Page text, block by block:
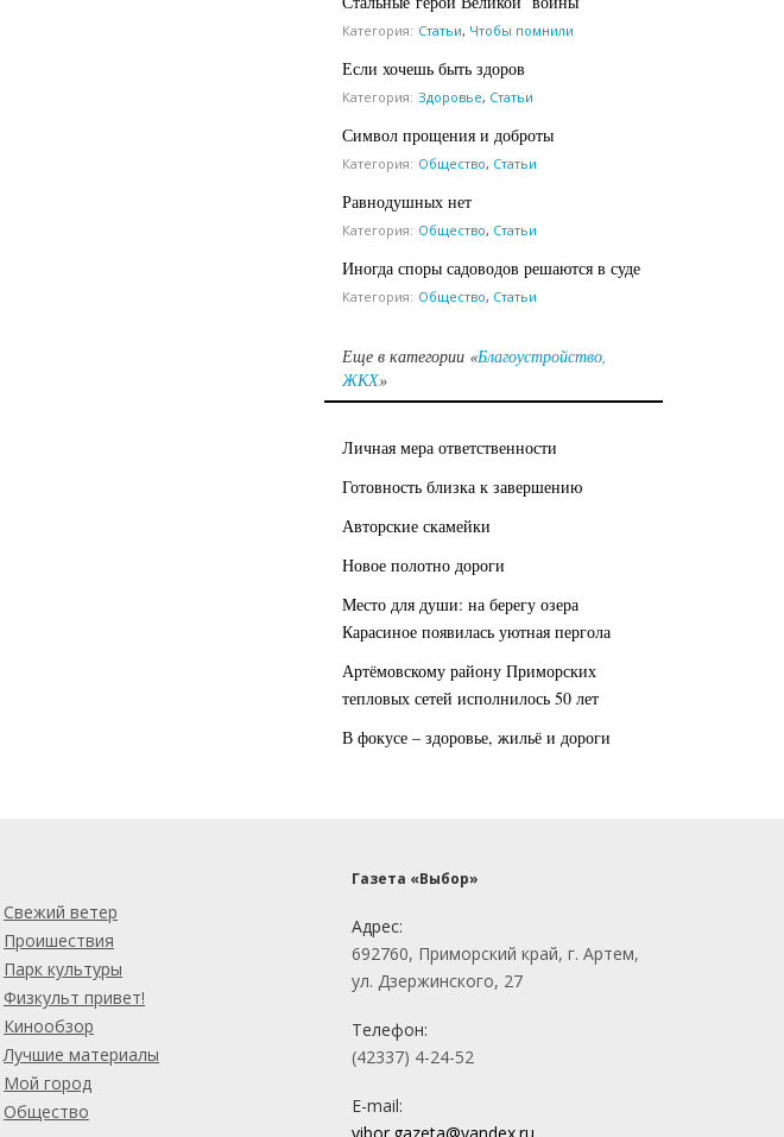
Категория: Статьи, Чтобы помнили
Если хочешь быть здоров
Категория: Здоровье, Статьи
Символ прощения и доброты
Категория: Общество, Статьи
Равнодушных нет
Категория: Общество, Статьи
Иногда споры садоводов решаются в суде
Категория: Общество, Статьи
Еще в категории «Благоустройство,
ЖКХ»
Личная мера ответственности
Готовность близка к завершению
Авторские скамейки
Новое полотно дороги
Место для души: на берегу озера
Карасиное появилась уютная пергола
Артёмовскому району Приморских
тепловых сетей исполнилось 50 лет
В фокусе – здоровье, жильё и дороги
Свежий ветер
Проишествия
Парк культуры
Физкульт привет!
Кинообзор
Лучшие материалы
Мой город
Общество
Газета «Выбор»
Адрес:
692760, Приморский край, г. Артем,
ул. Дзержинского, 27
Телефон:
(42337) 4-24-52
E-mail:
vibor.gazeta@yandex.ru